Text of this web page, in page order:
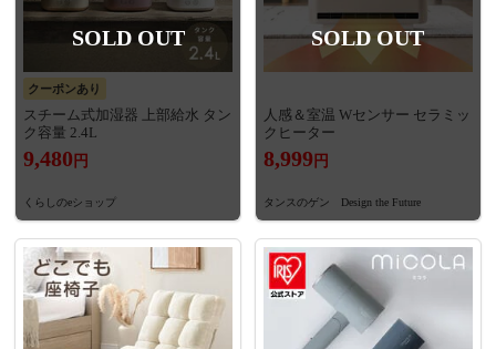
SOLD OUT
クーポンあり
スチーム式加湿器 上部給水 タン
ク容量 2.4L
9,480 円
くらしのeショップ
SOLD OUT
人感＆室温 Wセンサー セラミッ
クヒーター
8,999 円
タンスのゲン Design the Future